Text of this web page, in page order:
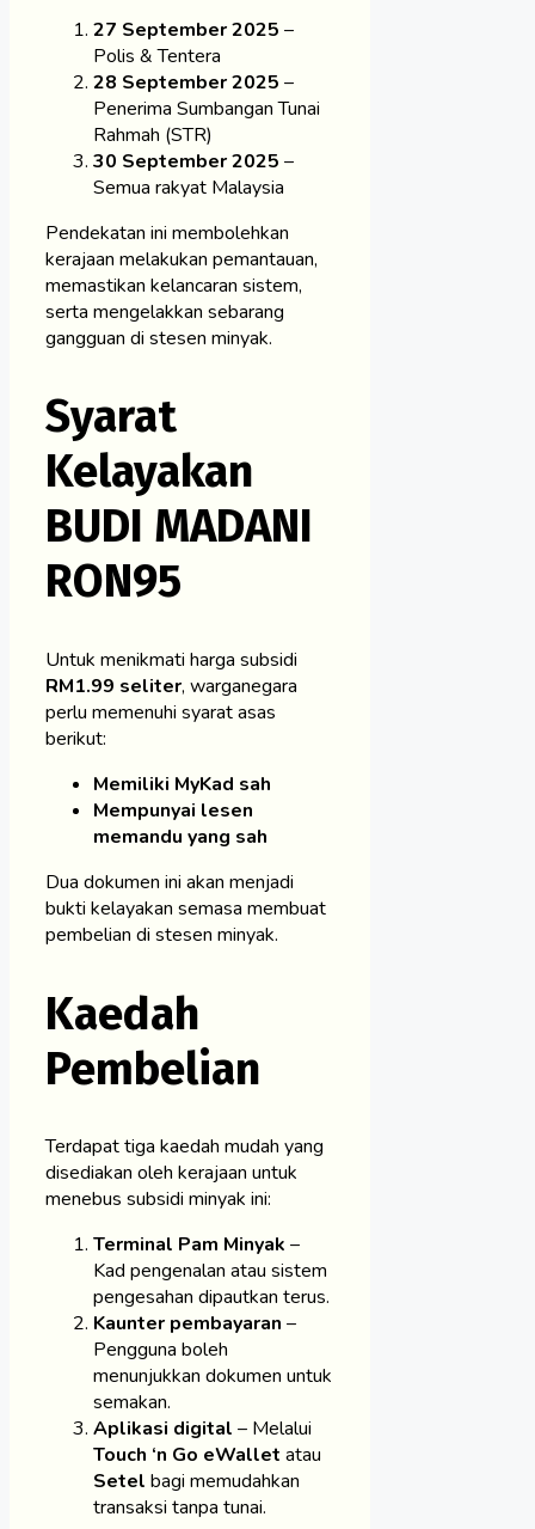
27 September 2025 –
Polis & Tentera
28 September 2025 –
Penerima Sumbangan Tunai
Rahmah (STR)
30 September 2025 –
Semua rakyat Malaysia
Pendekatan ini membolehkan
kerajaan melakukan pemantauan,
memastikan kelancaran sistem,
serta mengelakkan sebarang
gangguan di stesen minyak.
Syarat
Kelayakan
BUDI MADANI
RON95
Untuk menikmati harga subsidi
RM1.99 seliter, warganegara
perlu memenuhi syarat asas
berikut:
Memiliki MyKad sah
Mempunyai lesen
memandu yang sah
Dua dokumen ini akan menjadi
bukti kelayakan semasa membuat
pembelian di stesen minyak.
Kaedah
Pembelian
Terdapat tiga kaedah mudah yang
disediakan oleh kerajaan untuk
menebus subsidi minyak ini:
Terminal Pam Minyak –
Kad pengenalan atau sistem
pengesahan dipautkan terus.
Kaunter pembayaran –
Pengguna boleh
menunjukkan dokumen untuk
semakan.
Aplikasi digital – Melalui
Touch ‘n Go eWallet atau
Setel bagi memudahkan
transaksi tanpa tunai.